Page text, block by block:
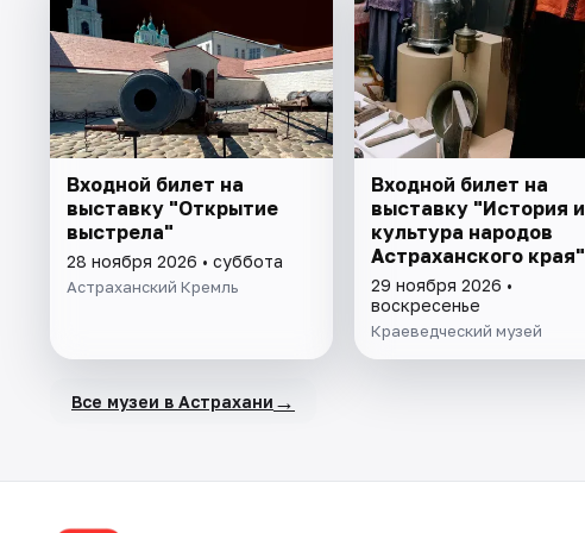
Входной билет на
выставку "Открытие
выстрела"
28 ноября 2026 • суббота
Астраханский Кремль
Входной билет на
выставку "История и
культура народов
Астраханского края"
29 ноября 2026 •
воскресенье
Краеведческий музей
Все музеи в Астрахани →